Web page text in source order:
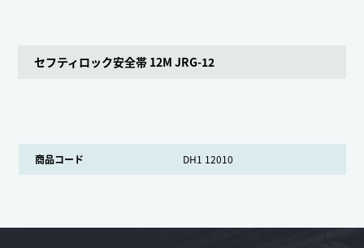
セフティロック安全帯 12M JRG-12
商品コード DH1 12010